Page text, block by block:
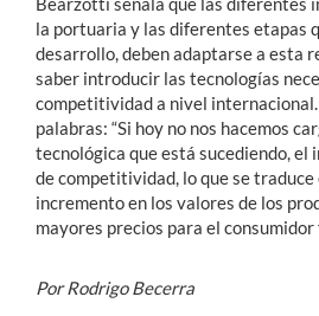
la portuaria y las diferentes etapas
desarrollo, deben adaptarse a esta
saber introducir las tecnologías
competitividad a nivel internacional.
palabras: “Si hoy no nos hacemos
tecnológica que está sucediendo, el
de competitividad, lo que se
incremento en los valores de los
mayores precios para el consumidor
Por Rodrigo Becerra